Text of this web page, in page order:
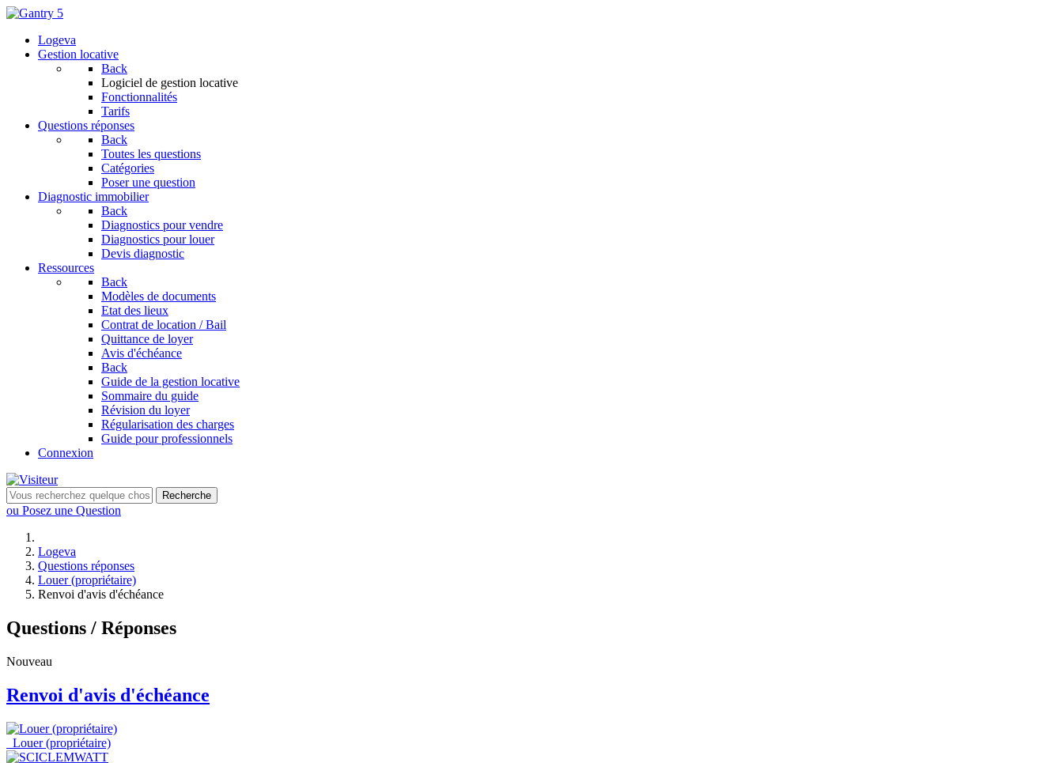
Logeva
Gestion locative
Back
Logiciel de gestion locative
Fonctionnalités
Tarifs
Questions réponses
Back
Toutes les questions
Catégories
Poser une question
Diagnostic immobilier
Back
Diagnostics pour vendre
Diagnostics pour louer
Devis diagnostic
Ressources
Back
Modèles de documents
Etat des lieux
Contrat de location / Bail
Quittance de loyer
Avis d'échéance
Back
Guide de la gestion locative
Sommaire du guide
Révision du loyer
Régularisation des charges
Guide pour professionnels
Connexion
Recherche
ou Posez une Question
Logeva
Questions réponses
Louer (propriétaire)
Renvoi d'avis d'échéance
Questions / Réponses
Nouveau
Renvoi d'avis d'échéance
Louer (propriétaire)